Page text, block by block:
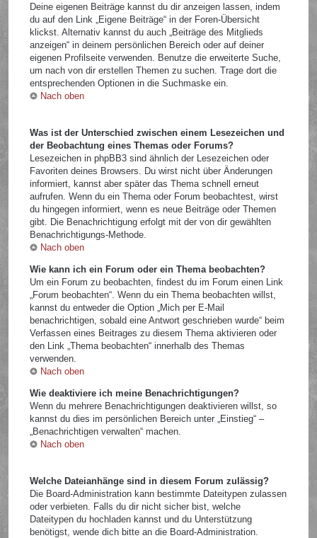
Deine eigenen Beiträge kannst du dir anzeigen lassen, indem
du auf den Link „Eigene Beiträge“ in der Foren-Übersicht
klickst. Alternativ kannst du auch „Beiträge des Mitglieds
anzeigen“ in deinem persönlichen Bereich oder auf deiner
eigenen Profilseite verwenden. Benutze die erweiterte Suche,
um nach von dir erstellen Themen zu suchen. Trage dort die
entsprechenden Optionen in die Suchmaske ein.
Nach oben
Was ist der Unterschied zwischen einem Lesezeichen und
der Beobachtung eines Themas oder Forums?
Lesezeichen in phpBB3 sind ähnlich der Lesezeichen oder
Favoriten deines Browsers. Du wirst nicht über Änderungen
informiert, kannst aber später das Thema schnell erneut
aufrufen. Wenn du ein Thema oder Forum beobachtest, wirst
du hingegen informiert, wenn es neue Beiträge oder Themen
gibt. Die Benachrichtigung erfolgt mit der von dir gewählten
Benachrichtigungs-Methode.
Nach oben
Wie kann ich ein Forum oder ein Thema beobachten?
Um ein Forum zu beobachten, findest du im Forum einen Link
„Forum beobachten“. Wenn du ein Thema beobachten willst,
kannst du entweder die Option „Mich per E-Mail
benachrichtigen, sobald eine Antwort geschrieben wurde“ beim
Verfassen eines Beitrages zu diesem Thema aktivieren oder
den Link „Thema beobachten“ innerhalb des Themas
verwenden.
Nach oben
Wie deaktiviere ich meine Benachrichtigungen?
Wenn du mehrere Benachrichtigungen deaktivieren willst, so
kannst du dies im persönlichen Bereich unter „Einstieg“ –
„Benachrichtigen verwalten“ machen.
Nach oben
Welche Dateianhänge sind in diesem Forum zulässig?
Die Board-Administration kann bestimmte Dateitypen zulassen
oder verbieten. Falls du dir nicht sicher bist, welche
Dateitypen du hochladen kannst und du Unterstützung
benötigst, wende dich bitte an die Board-Administration.